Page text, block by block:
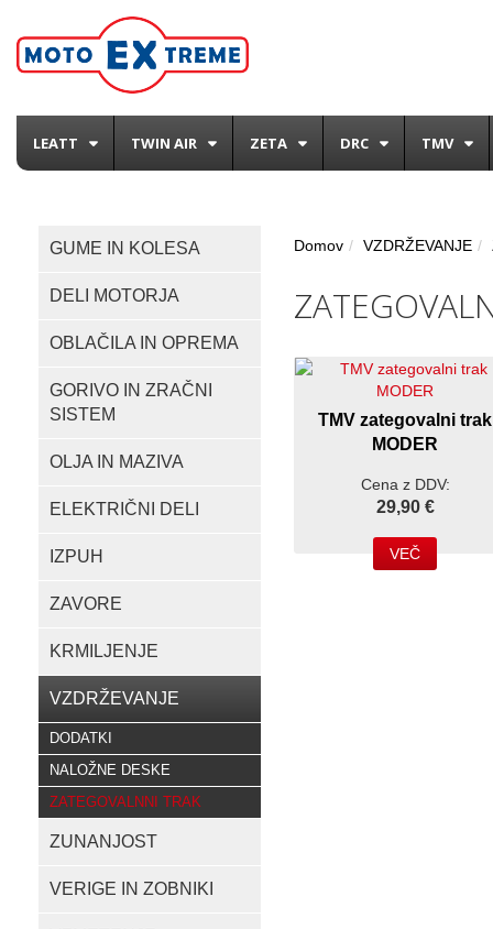
LEATT TWIN AIR ZETA DRC TMV
GUME IN KOLESA
DELI MOTORJA
OBLAČILA IN OPREMA
GORIVO IN ZRAČNI
SISTEM
OLJA IN MAZIVA
ELEKTRIČNI DELI
IZPUH
ZAVORE
KRMILJENJE
VZDRŽEVANJE
DODATKI
NALOŽNE DESKE
ZATEGOVALNNI TRAK
ZUNANJOST
VERIGE IN ZOBNIKI
Domov VZDRŽEVANJE
TMV zategovalni trak
MODER
Cena z DDV:
29,90 €
VEČ